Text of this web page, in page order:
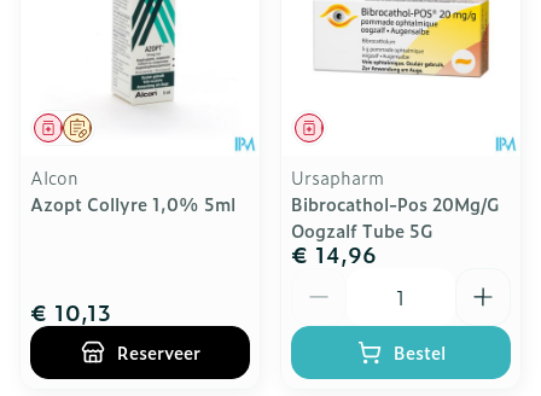
Op voorschrift
Geneesmiddel
Alcon
Azopt Collyre 1,0% 5ml
€ 10,13
Reserveer
Geneesmiddel
Ursapharm
Bibrocathol-Pos 20Mg/G
Oogzalf Tube 5G
€ 14,96
Bestel